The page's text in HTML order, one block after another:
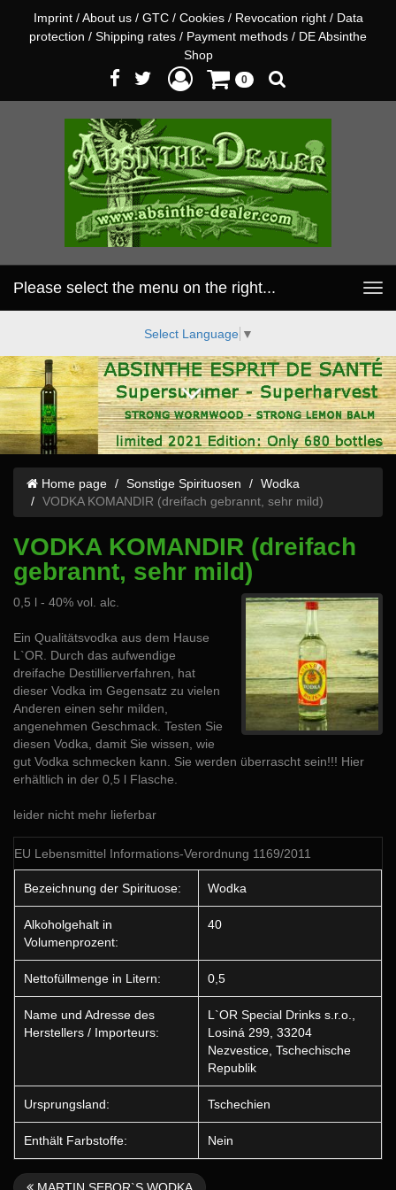
Imprint / About us / GTC / Cookies / Revocation right / Data
protection / Shipping rates / Payment methods / DE Absinthe
Shop
0
Please select the menu on the right...
Toggle
Select Language ▼
Home page Sonstige Spirituosen
Wodka
VODKA KOMANDIR (dreifach gebrannt, sehr mild)
VODKA KOMANDIR (dreifach
gebrannt, sehr mild)
0,5 l - 40% vol. alc.
Ein Qualitätsvodka aus dem Hause
L`OR. Durch das aufwendige
dreifache Destillierverfahren, hat
dieser Vodka im Gegensatz zu vielen
Anderen einen sehr milden,
angenehmen Geschmack. Testen Sie
diesen Vodka, damit Sie wissen, wie
gut Vodka schmecken kann. Sie werden überrascht sein!!! Hier
erhältlich in der 0,5 l Flasche.
leider nicht mehr lieferbar
EU Lebensmittel Informations-Verordnung 1169/2011
Bezeichnung der Spirituose: Wodka
Alkoholgehalt in
Volumenprozent:
40
Nettofüllmenge in Litern: 0,5
Name und Adresse des
Herstellers / Importeurs:
L`OR Special Drinks s.r.o.,
Losiná 299, 33204
Nezvestice, Tschechische
Republik
Ursprungsland: Tschechien
Enthält Farbstoffe: Nein